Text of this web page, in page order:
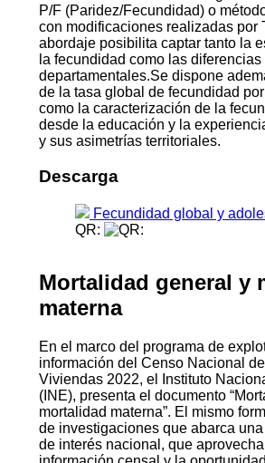
En esta oportunidad, el estudio
adolescente” analiza los niveles,
desigualdades de la fecundidad en
enfoque cuantitativo, descriptivo y
diseño transversal que permite
Fecundidad (TGF), las tasas
particular la fecundidad
indirectas. Para esta investigación
P/F (Paridez/Fecundidad) o
con modificaciones realizadas por
abordaje posibilita captar tanto la
la fecundidad como las diferencias
departamentales.Se dispone
de la tasa global de fecundidad
y sus asimetrías territoriales.
Descarga
Fecundidad global y
QR:
Mortalidad general y
materna